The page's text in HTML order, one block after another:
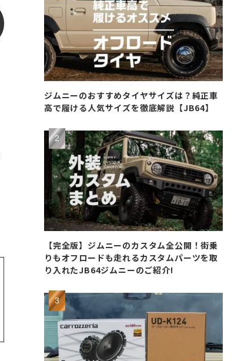
ジムニーのおすすめタイヤサイズは？純正車
高で履ける人気サイズを徹底解説【JB64】
【完全版】ジムニーのカスタム全公開！街乗
りもオフロードも走れるカスタムパーツを取
り入れたJB64ジムニーのご紹介!